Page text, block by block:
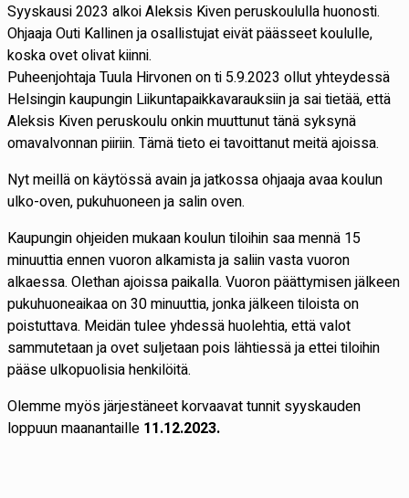
Syyskausi 2023 alkoi Aleksis Kiven peruskoululla huonosti.
Ohjaaja Outi Kallinen ja osallistujat eivät päässeet koululle,
koska ovet olivat kiinni.
Puheenjohtaja Tuula Hirvonen on ti 5.9.2023 ollut yhteydessä
Helsingin kaupungin Liikuntapaikkavarauksiin ja sai tietää, että
Aleksis Kiven peruskoulu onkin muuttunut tänä syksynä
omavalvonnan piiriin. Tämä tieto ei tavoittanut meitä ajoissa.
Nyt meillä on käytössä avain ja jatkossa ohjaaja avaa koulun
ulko-oven, pukuhuoneen ja salin oven.
Kaupungin ohjeiden mukaan koulun tiloihin saa mennä 15
minuuttia ennen vuoron alkamista ja saliin vasta vuoron
alkaessa. Olethan ajoissa paikalla. Vuoron päättymisen jälkeen
pukuhuoneaikaa on 30 minuuttia, jonka jälkeen tiloista on
poistuttava. Meidän tulee yhdessä huolehtia, että valot
sammutetaan ja ovet suljetaan pois lähtiessä ja ettei tiloihin
pääse ulkopuolisia henkilöitä.
Olemme myös järjestäneet korvaavat tunnit syyskauden
loppuun maanantaille 11.12.2023.